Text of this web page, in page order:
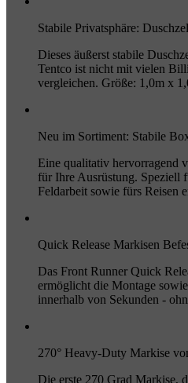
Stabile Privatsphäre:
Dieses äußerst stabile
Tentco ist nicht mit vielen
vergleichen. Größe: 1,0m x
Neu im Sortiment: Stabile
Eine qualitativ hervorragend
für Ihre Ausrüstung. Speziell
Feldarbeit sowie fürs Reisen
Quick Release Markisen
Das Front Runner Quick
ermöglicht die Montage
innerhalb von Sekunden -
270° Heavy-Duty Markise
Die erste 270 Grad Markise,